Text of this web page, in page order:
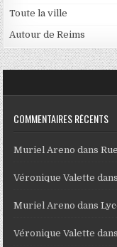
Toute la ville
Autour de Reims
COMMENTAIRES RÉCENTS
Muriel Areno dans
Véronique Valette
Muriel Areno dans
Véronique Valette